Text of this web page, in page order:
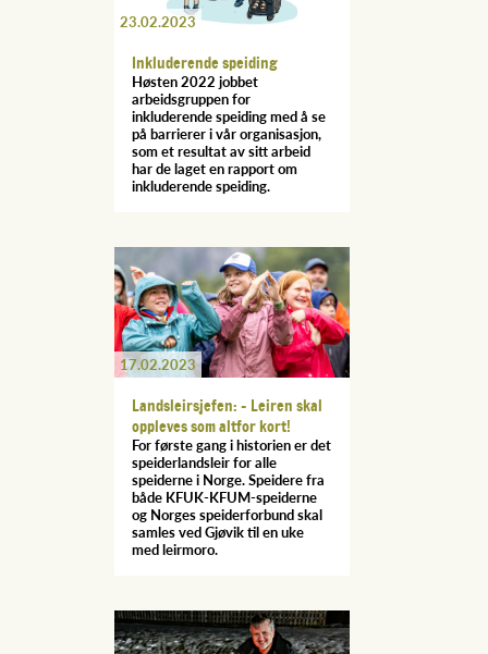
23.02.2023
Inkluderende speiding
Høsten 2022 jobbet
arbeidsgruppen for
inkluderende speiding med å se
på barrierer i vår organisasjon,
som et resultat av sitt arbeid
har de laget en rapport om
inkluderende speiding.
17.02.2023
Landsleirsjefen: – Leiren skal
oppleves som altfor kort!
For første gang i historien er det
speiderlandsleir for alle
speiderne i Norge. Speidere fra
både KFUK-KFUM-speiderne
og Norges speiderforbund skal
samles ved Gjøvik til en uke
med leirmoro.